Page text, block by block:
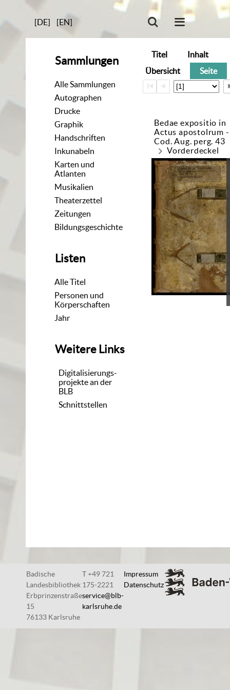
[DE] [EN]
Sammlungen
Alle Sammlungen
Autographen
Drucke
Graphik
Handschriften
Inkunabeln
Karten und
Atlanten
Musikalien
Theaterzettel
Zeitungen
Bildungsgeschichte
Listen
Alle Titel
Personen und
Körperschaften
Jahr
Weitere Links
Digitalisierungs-
projekte an der
BLB
Schnittstellen
Titel
Inhalt
Übersicht
Seite
Bedae expositio in
Actus apostolrum -
Cod. Aug. perg. 43
Vorderdeckel
Badische
Landesbibliothek
Erbprinzenstraße
15
76133 Karlsruhe
T +49 721
175-2221
service@blb-
karlsruhe.de
Impressum
Datenschutz